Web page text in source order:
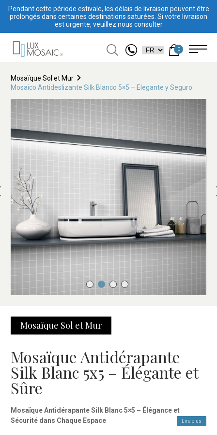
Pendant cette période estivale, les délais de livraison peuvent être
prolongés dans certaines destinations saturées. Si votre livraison
est urgente, veuillez nous consulter
0
Mosaïque Sol et Mur
Mosaico Antideslizante Silk Blanco 5×5 – Elegante y Seguro
Mosaïque Sol et Mur
Mosaïque Antidérapante
Silk Blanc 5x5 – Élégante et
Sûre
Mosaïque Antidérapante Silk Blanc 5×5 – Élégance et
Sécurité dans Chaque Espace
Lire plus